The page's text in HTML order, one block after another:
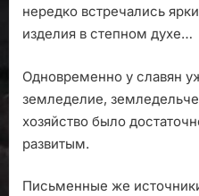
нередко встречались
изделия в степном духе…
Одновременно у славян
земледелие,
хозяйство было
развитым.
Письменные же